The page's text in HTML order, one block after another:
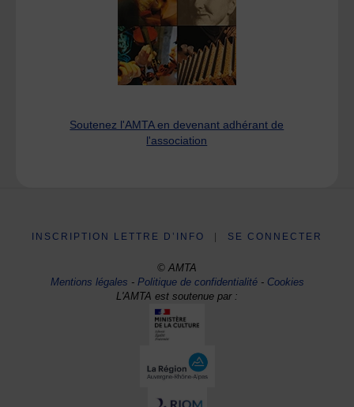
Soutenez l'AMTA en devenant adhérant de
l'association
INSCRIPTION LETTRE D’INFO SE CONNECTER
© AMTA
Mentions légales -Politique de confidentialité- Cookies
L'AMTA est soutenue par :